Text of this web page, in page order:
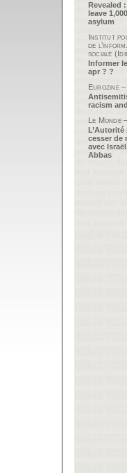
Revealed
leave
asylum
Institut
de
sociale
Informer
apr ? ?
Eurozine
racism
Le Monde
cesser de
avec
Abbas